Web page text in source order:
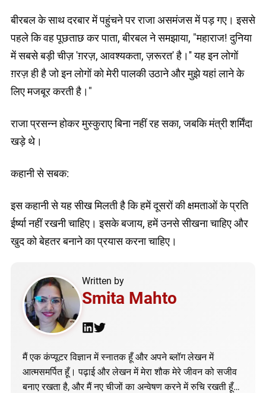
बीरबल के साथ दरबार में पहुंचने पर राजा असमंजस में पड़ गए। इससे
पहले कि वह पूछताछ कर पाता, बीरबल ने समझाया, "महाराज! दुनिया
में सबसे बड़ी चीज़ 'ग़रज़, आवश्यकता, ज़रूरत' है।'' यह इन लोगों
ग़रज़ ही है जो इन लोगों को मेरी पालकी उठाने और मुझे यहां लाने के
लिए मजबूर करती है।"
राजा प्रसन्न होकर मुस्कुराए बिना नहीं रह सका, जबकि मंत्री शर्मिंदा
खड़े थे।
कहानी से सबक:
इस कहानी से यह सीख मिलती है कि हमें दूसरों की क्षमताओं के प्रति
ईर्ष्या नहीं रखनी चाहिए। इसके बजाय, हमें उनसे सीखना चाहिए और
खुद को बेहतर बनाने का प्रयास करना चाहिए।
Written by
Smita Mahto
मैं एक कंप्यूटर विज्ञान में स्नातक हूँ और अपने ब्लॉग लेखन में
आत्मसमर्पित हूँ। पढ़ाई और लेखन में मेरा शौक मेरे जीवन को सजीव
बनाए रखता है, और मैं नए चीजों का अन्वेषण करने में रुचि रखती हूँ।